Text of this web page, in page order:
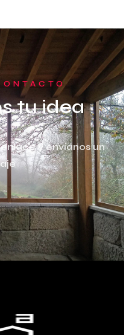
tu idea
y envíanos un